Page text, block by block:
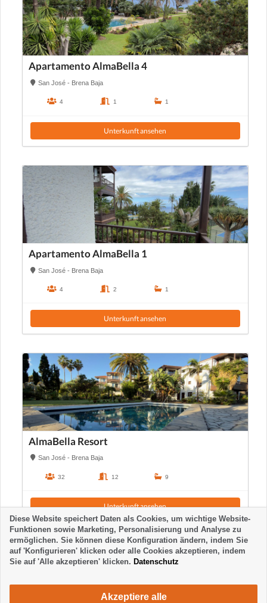
Apartamento AlmaBella 4
San José - Brena Baja
4 1 1
Unterkunft ansehen
Apartamento AlmaBella 1
San José - Brena Baja
4 2 1
Unterkunft ansehen
AlmaBella Resort
San José - Brena Baja
32 12 9
Unterkunft ansehen
Diese Website speichert Daten als Cookies, um wichtige Website-
Funktionen sowie Marketing, Personalisierung und Analyse zu
ermöglichen. Sie können diese Konfiguration ändern, indem Sie
auf 'Konfigurieren' klicken oder alle Cookies akzeptieren, indem
Sie auf 'Alle akzeptieren' klicken. Datenschutz
Akzeptiere alle